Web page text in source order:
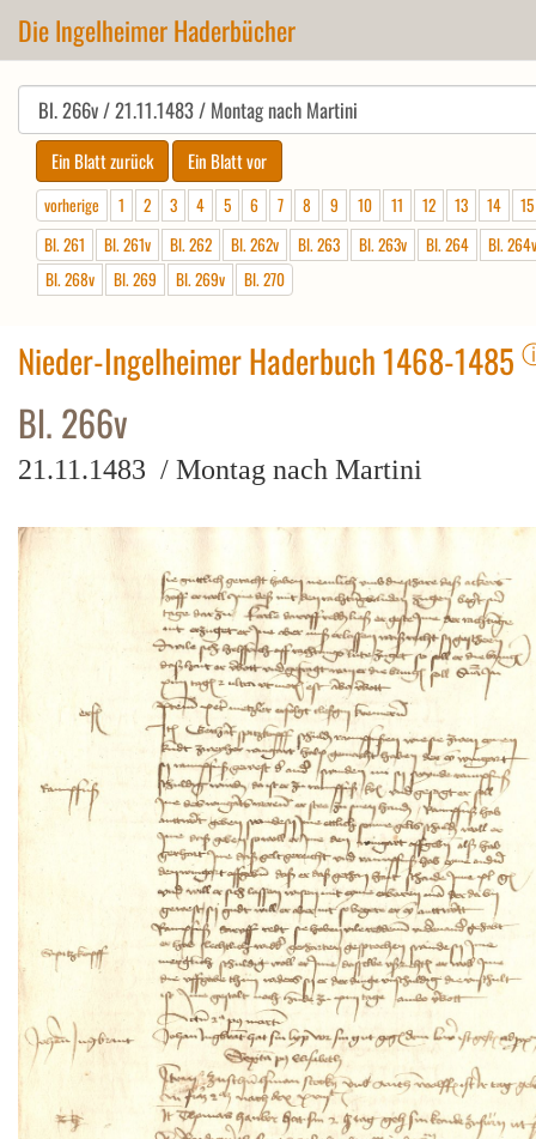
Die Ingelheimer Haderbücher
vorherige 1 2 3 4 5 6 7 8 9 10 11 12 13 14
15
Bl. 261
Bl. 261v Bl. 262 Bl. 262v Bl. 263 Bl. 263v Bl. 264
Bl. 264v
Bl. 268v
Bl. 269 Bl. 269v Bl. 270
Nieder-Ingelheimer Haderbuch 1468-1485
Bl. 266v
21.11.1483 / Montag nach Martini